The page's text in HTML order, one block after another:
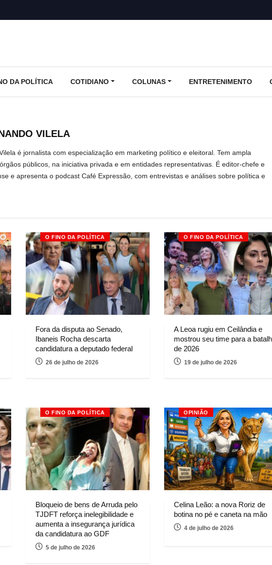
DA POLÍTICA COTIDIANO COLUNAS ENTRETENIMENTO
VILELA
é jornalista com especialização em marketing político e eleitoral. Tem ampla
públicos, na iniciativa privada e em entidades representativas. É editor-chefe e
e apresenta o podcast Café Expressão, com entrevistas e análises sobre política e
O FINO DA POLÍTICA
Fora da disputa ao Senado,
Ibaneis Rocha descarta
candidatura a deputado federal
26 de julho de 2026
O FINO DA POLÍTICA
A Leoa rugiu em Ceilândia e
mostrou seu time para a
de 2026
19 de julho de 2026
O FINO DA POLÍTICA
Bloqueio de bens de Arruda pelo
TJDFT reforça inelegibilidade e
aumenta a insegurança jurídica
da candidatura ao GDF
5 de julho de 2026
OPINIÃO
Celina Leão: a nova Roriz de
botina no pé e caneta na mão
4 de julho de 2026